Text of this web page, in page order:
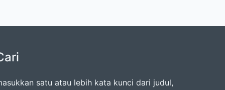
satu atau lebih kata kunci dari judul,